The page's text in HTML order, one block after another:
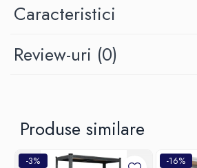
confectionate din metal rezistent,
si abraziunile normale din timpul folosirii,
rezistenta la coroziune/ruginire.
Caracteristici
Review-uri (0)
Produse similare
-3% -16%